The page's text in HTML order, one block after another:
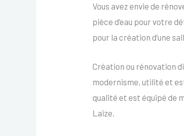
Vous avez envie de
pièce d’eau pour votre
pour la création d’une
Création ou rénovation
modernisme, utilité et
qualité et est équipé de
Laize.